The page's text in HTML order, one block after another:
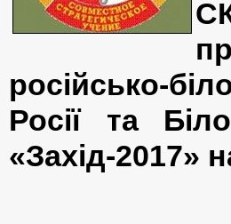
російсько-
Росії та
«Захід-2017»